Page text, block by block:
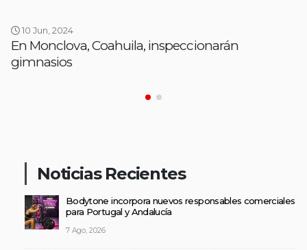
10 Jun, 2024
En Monclova, Coahuila, inspeccionarán
gimnasios
Noticias Recientes
Bodytone incorpora nuevos responsables comerciales
para Portugal y Andalucía
7 Ago, 2026